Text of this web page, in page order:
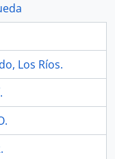
Los Ríos.